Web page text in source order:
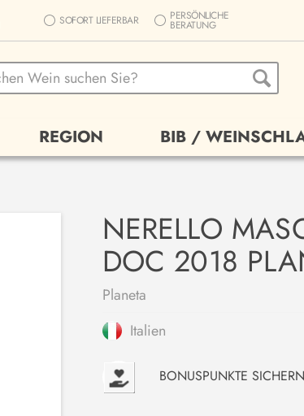
SOFORT LIEFERBAR PERSÖNLICHE
BERATUNG
REGION BIB /
NERELLO
DOC 2018
Planeta
Italien
P BONUSPUNKTE SICHERN